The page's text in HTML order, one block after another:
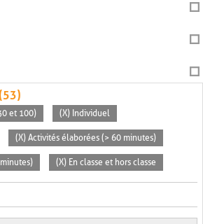
et 100) (X) Individuel
(X) Activités élaborées (> 60 minutes)
(X) En classe et hors classe